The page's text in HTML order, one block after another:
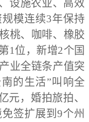
设施农业、高效
模连续3年保持
桃、咖啡、橡胶
1位，新增2个国
业全链条产值突
的生活”叫响全
元，婚拍旅拍、
签扩展到9个州